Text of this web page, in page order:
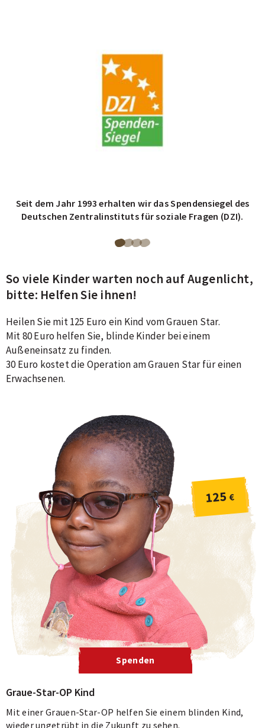
Seit dem Jahr 1993 erhalten wir das Spendensiegel des
Deutschen Zentralinstituts für soziale Fragen (DZI).
Blättere
Seite
1
von
4
Carousels.
Blättere
Seite
2
von
4
Carousels.
Blättere
Seite
von
4
Carousels.
Blättere
Seite
von
4
Carousels.
So viele Kinder warten noch auf Augenlicht,
bitte: Helfen Sie ihnen!
Heilen Sie mit 125 Euro ein Kind vom Grauen Star.
Mit 80 Euro helfen Sie, blinde Kinder bei einem
Außeneinsatz zu finden.
30 Euro kostet die Operation am Grauen Star für einen
Erwachsenen.
125 €
Spenden
Graue-Star-OP Kind
Mit einer Grauen-Star-OP helfen Sie einem blinden Kind,
wieder ungetrübt in die Zukunft zu sehen.